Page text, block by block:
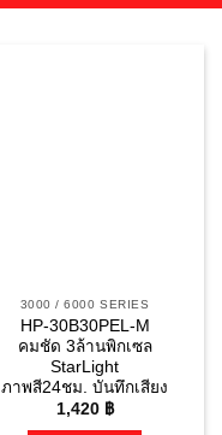
3000 / 6000 SERIES
HP-30B30PEL-M
คมชัด 3ล้านพิกเซล
StarLight
ภาพสี24ชม. บันทึกเสียง
1,420 ฿